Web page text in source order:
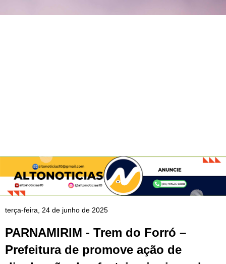
terça-feira, 24 de junho de 2025
PARNAMIRIM - Trem do Forró –
Prefeitura de promove ação de